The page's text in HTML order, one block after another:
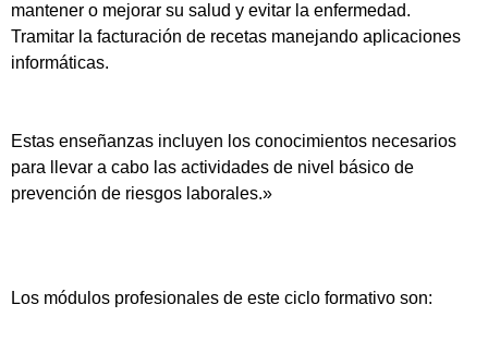
mantener o mejorar su salud y evitar la enfermedad.
Tramitar la facturación de recetas manejando aplicaciones
informáticas.
Estas enseñanzas incluyen los conocimientos necesarios
para llevar a cabo las actividades de nivel básico de
prevención de riesgos laborales.»
Los módulos profesionales de este ciclo formativo son: